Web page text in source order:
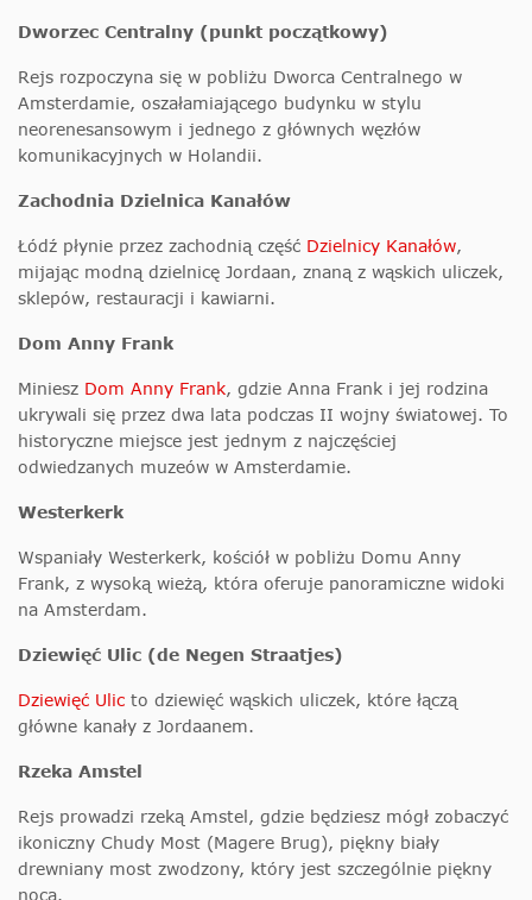
Dworzec Centralny (punkt początkowy)
Rejs rozpoczyna się w pobliżu Dworca Centralnego w
Amsterdamie, oszałamiającego budynku w stylu
neorenesansowym i jednego z głównych węzłów
komunikacyjnych w Holandii.
Zachodnia Dzielnica Kanałów
Łódź płynie przez zachodnią część Dzielnicy Kanałów,
mijając modną dzielnicę Jordaan, znaną z wąskich uliczek,
sklepów, restauracji i kawiarni.
Dom Anny Frank
Miniesz Dom Anny Frank, gdzie Anna Frank i jej rodzina
ukrywali się przez dwa lata podczas II wojny światowej. To
historyczne miejsce jest jednym z najczęściej
odwiedzanych muzeów w Amsterdamie.
Westerkerk
Wspaniały Westerkerk, kościół w pobliżu Domu Anny
Frank, z wysoką wieżą, która oferuje panoramiczne widoki
na Amsterdam.
Dziewięć Ulic (de Negen Straatjes)
Dziewięć Ulic to dziewięć wąskich uliczek, które łączą
główne kanały z Jordaanem.
Rzeka Amstel
Rejs prowadzi rzeką Amstel, gdzie będziesz mógł zobaczyć
ikoniczny Chudy Most (Magere Brug), piękny biały
drewniany most zwodzony, który jest szczególnie piękny
nocą.